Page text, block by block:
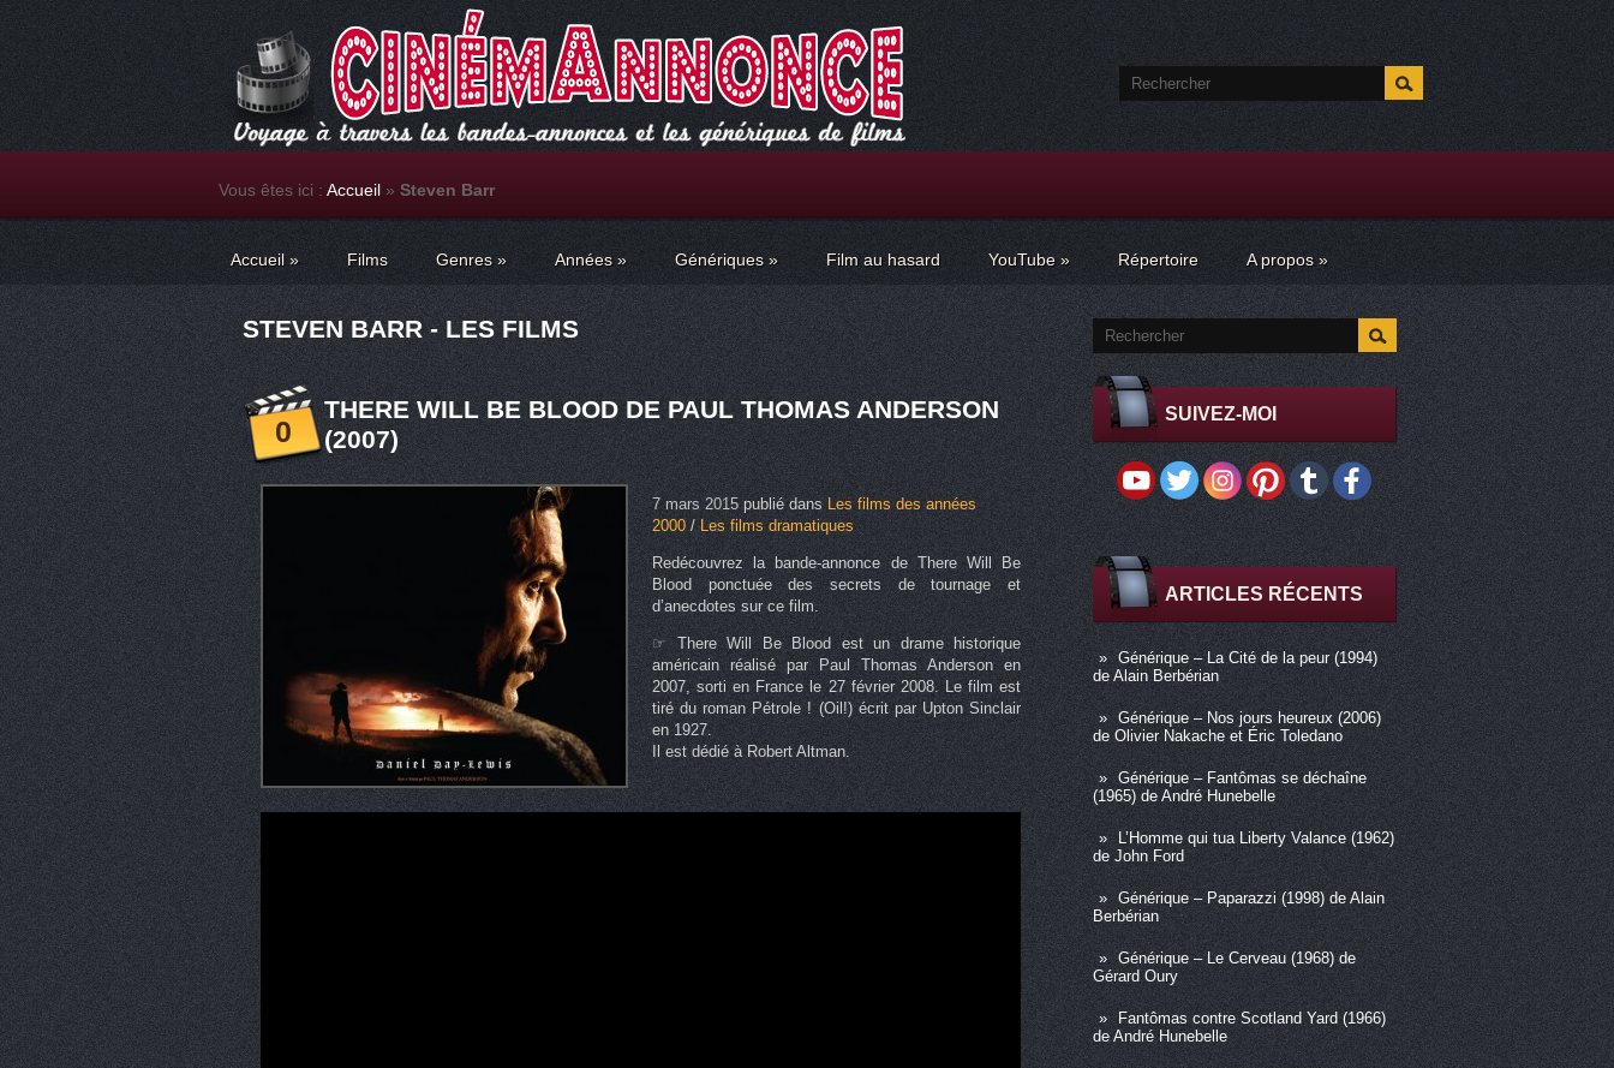
Vous êtes ici : Accueil » Steven Barr
Accueil » Films Genres» Années » Génériques » Film au hasard YouTube » Répertoire A propos »
SUIVEZ-MOI
ARTICLES RÉCENTS
Générique – La Cité de la peur (1994)
de Alain Berbérian
Générique – Nos jours heureux (2006)
de Olivier Nakache et Éric Toledano
Générique – Fantômas se déchaîne
(1965) de André Hunebelle
L’Homme qui tua Liberty Valance (1962)
de John Ford
Générique – Paparazzi (1998) de Alain
Berbérian
Générique – Le Cerveau (1968) de
Gérard Oury
Fantômas contre Scotland Yard (1966)
de André Hunebelle
STEVEN BARR - LES FILMS
0
THERE WILL BE BLOOD DE PAUL THOMAS ANDERSON
(2007)
7 mars 2015publié dans Les films des années
2000 /Les films dramatiques
Redécouvrez la bande-annonce de There Will Be
Blood ponctuée des secrets de tournage et
d’anecdotes sur ce film.
☞ There Will Be Blood est un drame historique
américain réalisé par Paul Thomas Anderson en
2007, sorti en France le 27 février 2008. Le film est
tiré du roman Pétrole ! (Oil!) écrit par Upton Sinclair
en 1927.
Il est dédié à Robert Altman.